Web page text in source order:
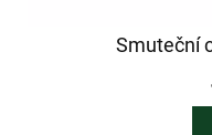
Smuteční